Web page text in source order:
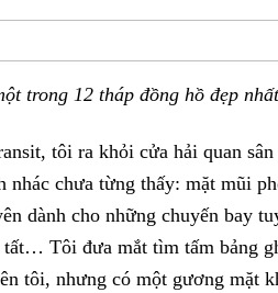
trong 12 tháp đồng hồ đẹp
tôi ra khỏi cửa hải quan
nhác chưa từng thấy: mặt mũi
dành cho những chuyến bay
Tôi đưa mắt tìm tấm bảng
tôi, nhưng có một gương mặt